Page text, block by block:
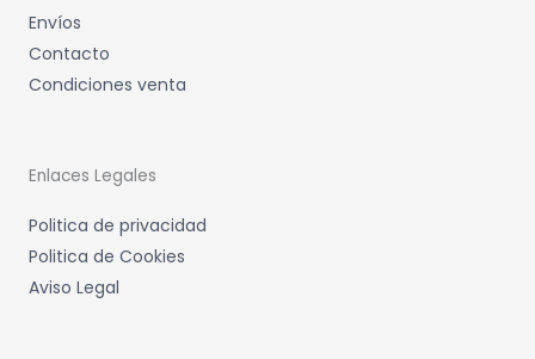
Envíos
Contacto
Condiciones venta
Enlaces Legales
Politica de privacidad
Politica de Cookies
Aviso Legal